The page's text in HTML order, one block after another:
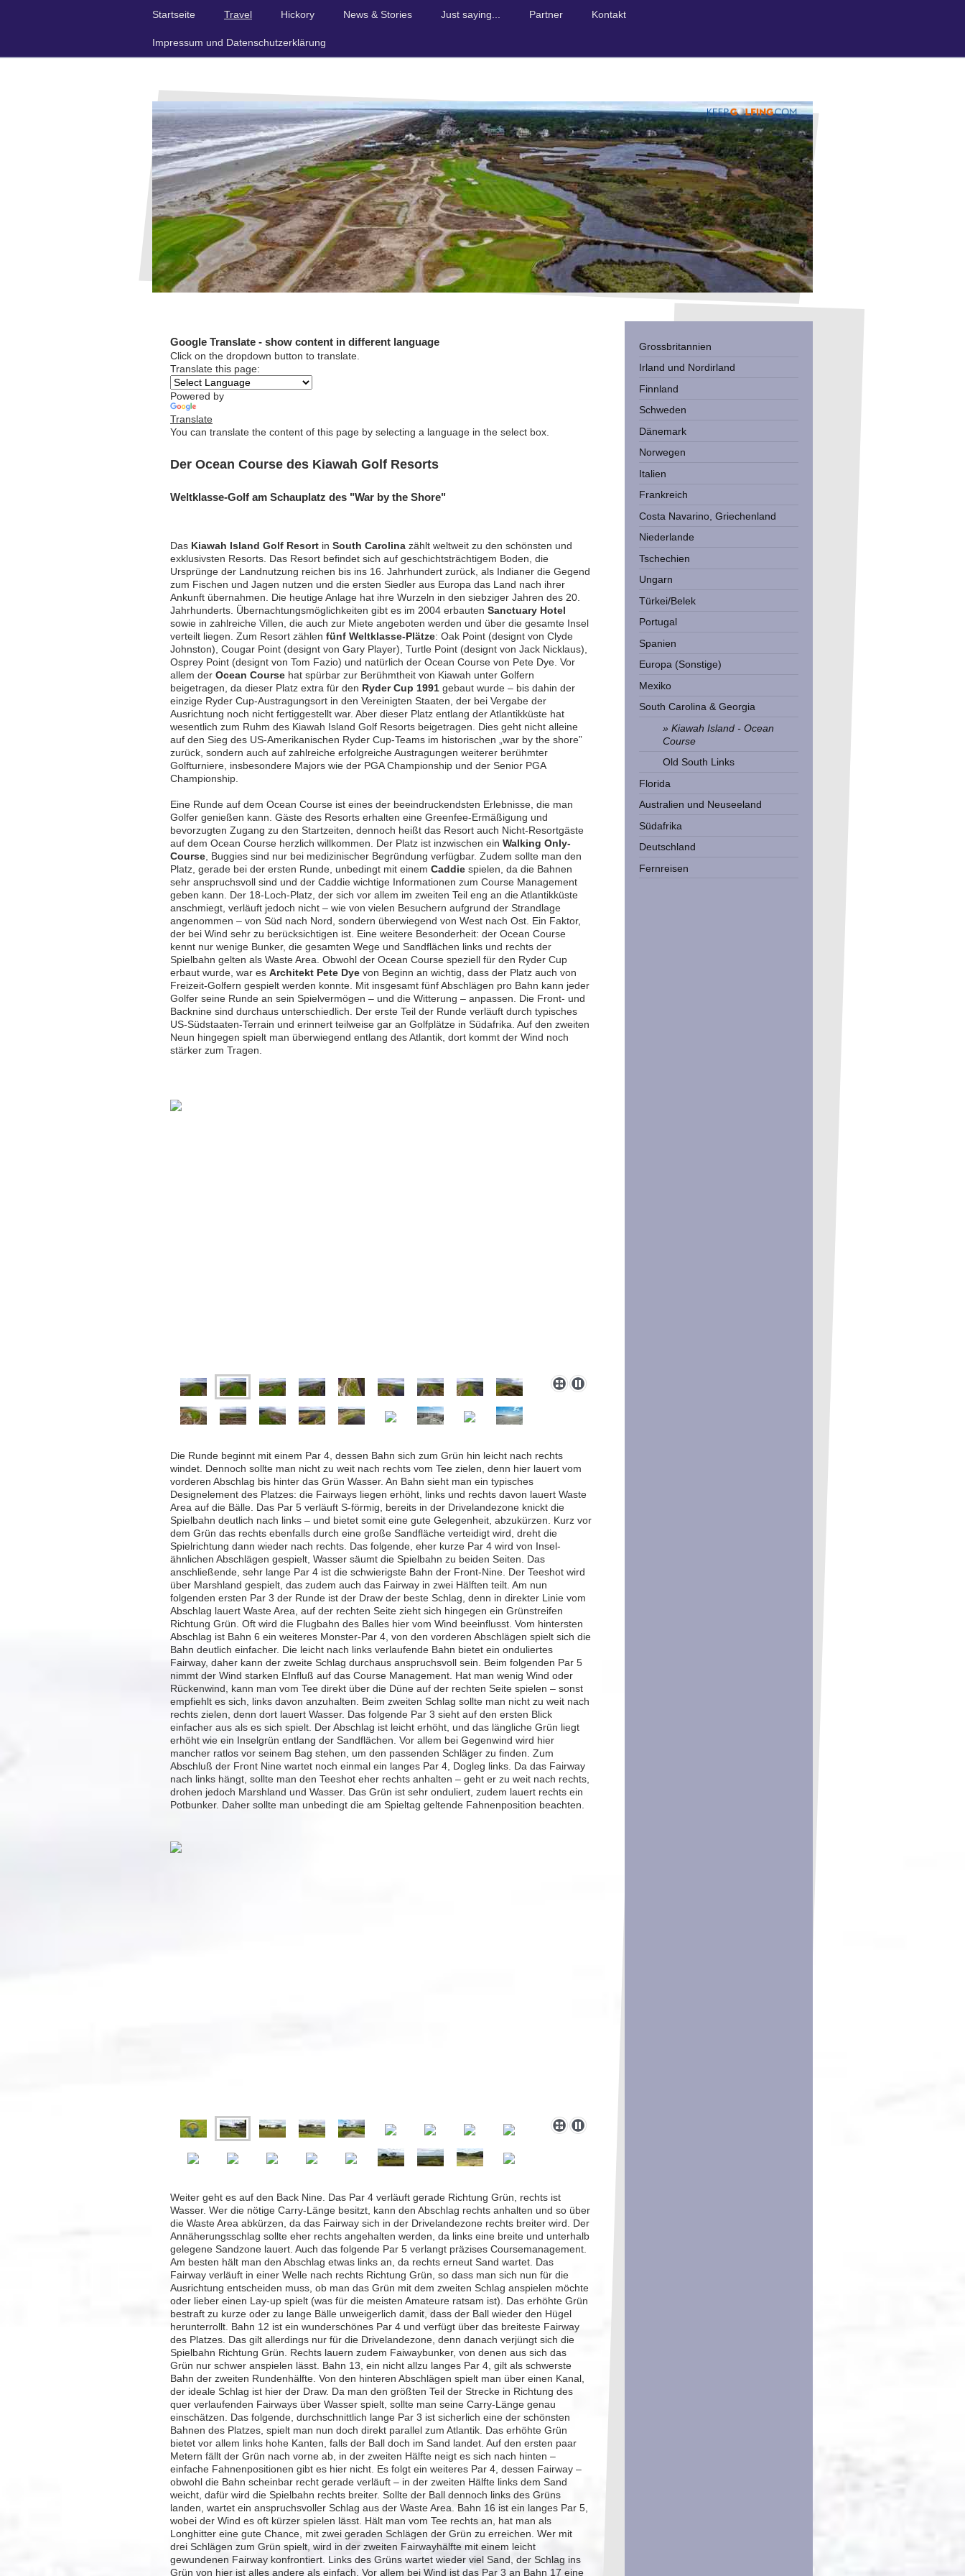
Startseite Travel Hickory News & Stories Just saying... Partner Kontakt
Impressum und Datenschutzerklärung
Google Translate - show content in different language
Click on the dropdown button to translate.
Translate this page:
Powered by
Translate
You can translate the content of this page by selecting a language in the select box.
Der Ocean Course des Kiawah Golf Resorts
Weltklasse-Golf am Schauplatz des "War by the Shore"
Das Kiawah Island Golf Resort in South Carolina zählt weltweit zu den schönsten und
exklusivsten Resorts. Das Resort befindet sich auf geschichtsträchtigem Boden, die
Ursprünge der Landnutzung reichen bis ins 16. Jahrhundert zurück, als Indianer die Gegend
zum Fischen und Jagen nutzen und die ersten Siedler aus Europa das Land nach ihrer
Ankunft übernahmen. Die heutige Anlage hat ihre Wurzeln in den siebziger Jahren des 20.
Jahrhunderts. Übernachtungsmöglichkeiten gibt es im 2004 erbauten Sanctuary Hotel
sowie in zahlreiche Villen, die auch zur Miete angeboten werden und über die gesamte Insel
verteilt liegen. Zum Resort zählen fünf Weltklasse-Plätze: Oak Point (designt von Clyde
Johnston), Cougar Point (designt von Gary Player), Turtle Point (designt von Jack Nicklaus),
Osprey Point (designt von Tom Fazio) und natürlich der Ocean Course von Pete Dye. Vor
allem der Ocean Course hat spürbar zur Berühmtheit von Kiawah unter Golfern
beigetragen, da dieser Platz extra für den Ryder Cup 1991 gebaut wurde – bis dahin der
einzige Ryder Cup-Austragungsort in den Vereinigten Staaten, der bei Vergabe der
Ausrichtung noch nicht fertiggestellt war. Aber dieser Platz entlang der Atlantikküste hat
wesentlich zum Ruhm des Kiawah Island Golf Resorts beigetragen. Dies geht nicht alleine
auf den Sieg des US-Amerikanischen Ryder Cup-Teams im historischen „war by the shore”
zurück, sondern auch auf zahlreiche erfolgreiche Austragungen weiterer berühmter
Golfturniere, insbesondere Majors wie der PGA Championship und der Senior PGA
Championship.
Eine Runde auf dem Ocean Course ist eines der beeindruckendsten Erlebnisse, die man
Golfer genießen kann. Gäste des Resorts erhalten eine Greenfee-Ermäßigung und
bevorzugten Zugang zu den Startzeiten, dennoch heißt das Resort auch Nicht-Resortgäste
auf dem Ocean Course herzlich willkommen. Der Platz ist inzwischen ein Walking Only-
Course, Buggies sind nur bei medizinischer Begründung verfügbar. Zudem sollte man den
Platz, gerade bei der ersten Runde, unbedingt mit einem Caddie spielen, da die Bahnen
sehr anspruchsvoll sind und der Caddie wichtige Informationen zum Course Management
geben kann. Der 18-Loch-Platz, der sich vor allem im zweiten Teil eng an die Atlantikküste
anschmiegt, verläuft jedoch nicht – wie von vielen Besuchern aufgrund der Strandlage
angenommen – von Süd nach Nord, sondern überwiegend von West nach Ost. Ein Faktor,
der bei Wind sehr zu berücksichtigen ist. Eine weitere Besonderheit: der Ocean Course
kennt nur wenige Bunker, die gesamten Wege und Sandflächen links und rechts der
Spielbahn gelten als Waste Area. Obwohl der Ocean Course speziell für den Ryder Cup
erbaut wurde, war es Architekt Pete Dye von Beginn an wichtig, dass der Platz auch von
Freizeit-Golfern gespielt werden konnte. Mit insgesamt fünf Abschlägen pro Bahn kann jeder
Golfer seine Runde an sein Spielvermögen – und die Witterung – anpassen. Die Front- und
Backnine sind durchaus unterschiedlich. Der erste Teil der Runde verläuft durch typisches
US-Südstaaten-Terrain und erinnert teilweise gar an Golfplätze in Südafrika. Auf den zweiten
Neun hingegen spielt man überwiegend entlang des Atlantik, dort kommt der Wind noch
stärker zum Tragen.
Die Runde beginnt mit einem Par 4, dessen Bahn sich zum Grün hin leicht nach rechts
windet. Dennoch sollte man nicht zu weit nach rechts vom Tee zielen, denn hier lauert vom
vorderen Abschlag bis hinter das Grün Wasser. An Bahn sieht man ein typisches
Designelement des Platzes: die Fairways liegen erhöht, links und rechts davon lauert Waste
Area auf die Bälle. Das Par 5 verläuft S-förmig, bereits in der Drivelandezone knickt die
Spielbahn deutlich nach links – und bietet somit eine gute Gelegenheit, abzukürzen. Kurz vor
dem Grün das rechts ebenfalls durch eine große Sandfläche verteidigt wird, dreht die
Spielrichtung dann wieder nach rechts. Das folgende, eher kurze Par 4 wird von Insel-
ähnlichen Abschlägen gespielt, Wasser säumt die Spielbahn zu beiden Seiten. Das
anschließende, sehr lange Par 4 ist die schwierigste Bahn der Front-Nine. Der Teeshot wird
über Marshland gespielt, das zudem auch das Fairway in zwei Hälften teilt. Am nun
folgenden ersten Par 3 der Runde ist der Draw der beste Schlag, denn in direkter Linie vom
Abschlag lauert Waste Area, auf der rechten Seite zieht sich hingegen ein Grünstreifen
Richtung Grün. Oft wird die Flugbahn des Balles hier vom Wind beeinflusst. Vom hintersten
Abschlag ist Bahn 6 ein weiteres Monster-Par 4, von den vorderen Abschlägen spielt sich die
Bahn deutlich einfacher. Die leicht nach links verlaufende Bahn bietet ein onduliertes
Fairway, daher kann der zweite Schlag durchaus anspruchsvoll sein. Beim folgenden Par 5
nimmt der Wind starken EInfluß auf das Course Management. Hat man wenig Wind oder
Rückenwind, kann man vom Tee direkt über die Düne auf der rechten Seite spielen – sonst
empfiehlt es sich, links davon anzuhalten. Beim zweiten Schlag sollte man nicht zu weit nach
rechts zielen, denn dort lauert Wasser. Das folgende Par 3 sieht auf den ersten Blick
einfacher aus als es sich spielt. Der Abschlag ist leicht erhöht, und das längliche Grün liegt
erhöht wie ein Inselgrün entlang der Sandflächen. Vor allem bei Gegenwind wird hier
mancher ratlos vor seinem Bag stehen, um den passenden Schläger zu finden. Zum
Abschluß der Front Nine wartet noch einmal ein langes Par 4, Dogleg links. Da das Fairway
nach links hängt, sollte man den Teeshot eher rechts anhalten – geht er zu weit nach rechts,
drohen jedoch Marshland und Wasser. Das Grün ist sehr onduliert, zudem lauert rechts ein
Potbunker. Daher sollte man unbedingt die am Spieltag geltende Fahnenposition beachten.
Weiter geht es auf den Back Nine. Das Par 4 verläuft gerade Richtung Grün, rechts ist
Wasser. Wer die nötige Carry-Länge besitzt, kann den Abschlag rechts anhalten und so über
die Waste Area abkürzen, da das Fairway sich in der Drivelandezone rechts breiter wird. Der
Annäherungsschlag sollte eher rechts angehalten werden, da links eine breite und unterhalb
gelegene Sandzone lauert. Auch das folgende Par 5 verlangt präzises Coursemanagement.
Am besten hält man den Abschlag etwas links an, da rechts erneut Sand wartet. Das
Fairway verläuft in einer Welle nach rechts Richtung Grün, so dass man sich nun für die
Ausrichtung entscheiden muss, ob man das Grün mit dem zweiten Schlag anspielen möchte
oder lieber einen Lay-up spielt (was für die meisten Amateure ratsam ist). Das erhöhte Grün
bestraft zu kurze oder zu lange Bälle unweigerlich damit, dass der Ball wieder den Hügel
herunterrollt. Bahn 12 ist ein wunderschönes Par 4 und verfügt über das breiteste Fairway
des Platzes. Das gilt allerdings nur für die Drivelandezone, denn danach verjüngt sich die
Spielbahn Richtung Grün. Rechts lauern zudem Faiwaybunker, von denen aus sich das
Grün nur schwer anspielen lässt. Bahn 13, ein nicht allzu langes Par 4, gilt als schwerste
Bahn der zweiten Rundenhälfte. Von den hinteren Abschlägen spielt man über einen Kanal,
der ideale Schlag ist hier der Draw. Da man den größten Teil der Strecke in Richtung des
quer verlaufenden Fairways über Wasser spielt, sollte man seine Carry-Länge genau
einschätzen. Das folgende, durchschnittlich lange Par 3 ist sicherlich eine der schönsten
Bahnen des Platzes, spielt man nun doch direkt parallel zum Atlantik. Das erhöhte Grün
bietet vor allem links hohe Kanten, falls der Ball doch im Sand landet. Auf den ersten paar
Metern fällt der Grün nach vorne ab, in der zweiten Hälfte neigt es sich nach hinten –
einfache Fahnenpositionen gibt es hier nicht. Es folgt ein weiteres Par 4, dessen Fairway –
obwohl die Bahn scheinbar recht gerade verläuft – in der zweiten Hälfte links dem Sand
weicht, dafür wird die Spielbahn rechts breiter. Sollte der Ball dennoch links des Grüns
landen, wartet ein anspruchsvoller Schlag aus der Waste Area. Bahn 16 ist ein langes Par 5,
wobei der Wind es oft kürzer spielen lässt. Hält man vom Tee rechts an, hat man als
Longhitter eine gute Chance, mit zwei geraden Schlägen der Grün zu erreichen. Wer mit
drei Schlägen zum Grün spielt, wird in der zweiten Fairwayhälfte mit einem leicht
gewundenen Fairway konfrontiert. Links des Grüns wartet wieder viel Sand, der Schlag ins
Grün von hier ist alles andere als einfach. Vor allem bei Wind ist das Par 3 an Bahn 17 eine
Grossbritannien
Irland und Nordirland
Finnland
Schweden
Dänemark
Norwegen
Italien
Frankreich
Costa Navarino, Griechenland
Niederlande
Tschechien
Ungarn
Türkei/Belek
Portugal
Spanien
Europa (Sonstige)
Mexiko
South Carolina & Georgia
Kiawah Island - Ocean
Course
Old South Links
Florida
Australien und Neuseeland
Südafrika
Deutschland
Fernreisen